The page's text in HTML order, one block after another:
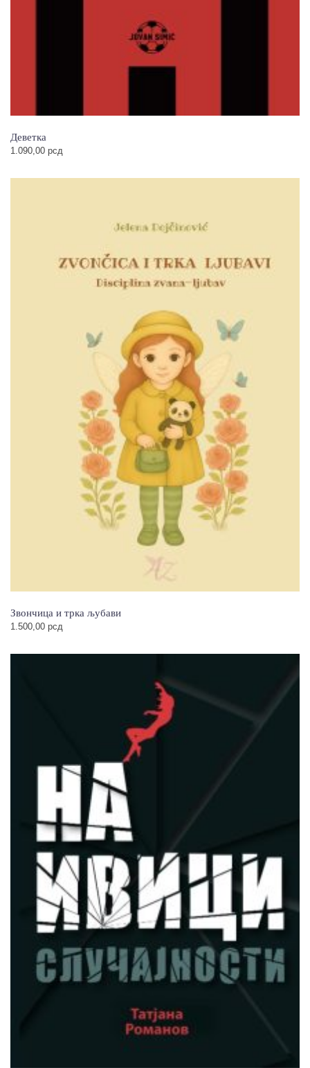
Деветка
1.090,00 рсд
Звончица и трка љубави
1.500,00 рсд